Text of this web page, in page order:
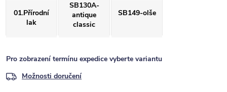
01.Přírodní
lak
SB130A-
antique
classic
SB149-olše
Pro zobrazení termínu expedice vyberte variantu
Možnosti doručení